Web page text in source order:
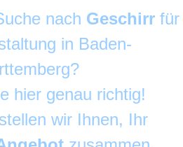
nach Geschirr für
in Baden-
hier genau richtig!
wir Ihnen, Ihr